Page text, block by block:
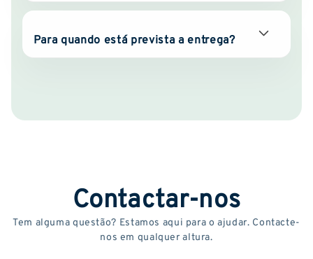
Para quando está prevista a entrega?
Contactar-nos
Tem alguma questão? Estamos aqui para o ajudar. Contacte-
nos em qualquer altura.